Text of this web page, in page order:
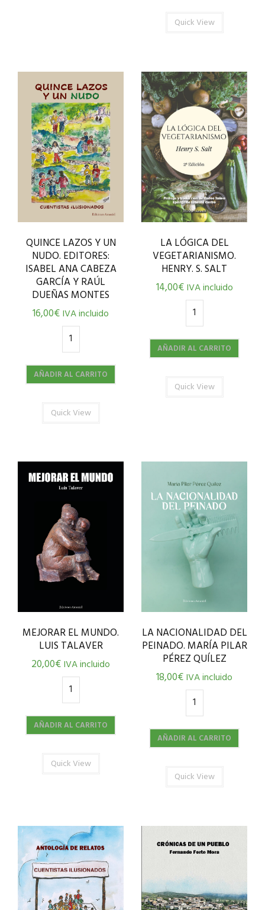
Quick View
QUINCE LAZOS Y UN
NUDO. EDITORES:
ISABEL ANA CABEZA
GARCÍA Y RAÚL
DUEÑAS MONTES
16,00€IVA incluido
AÑADIR AL CARRITO
Quick View
LA LÓGICA DEL
VEGETARIANISMO.
HENRY. S. SALT
14,00€ IVA incluido
AÑADIR AL CARRITO
Quick View
MEJORAR EL MUNDO.
LUIS TALAVER
20,00€IVA incluido
AÑADIR AL CARRITO
Quick View
LA NACIONALIDAD DEL
PEINADO. MARÍA PILAR
PÉREZ QUÍLEZ
18,00€IVA incluido
AÑADIR AL CARRITO
Quick View